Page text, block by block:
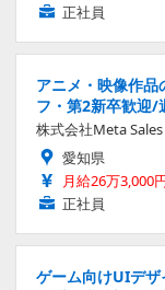
正社員
アニメ・映像作
フ・第2新卒歓迎/
株式会社Meta Sales
愛知県
月給26万3,000
正社員
ゲーム向けUIデザ